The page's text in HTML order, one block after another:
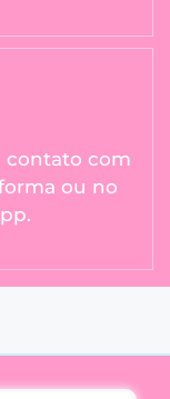
contato com
ou no